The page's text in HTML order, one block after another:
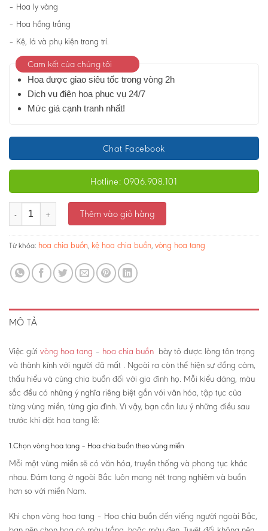
– Hoa ly vàng
– Hoa hồng trắng
– Kệ, lá và phụ kiện trang trí.
Cam kết của chúng tôi
Hoa được giao siêu tốc trong vòng 2h
Dịch vụ điện hoa phục vụ 24/7
Mức giá cạnh tranh nhất!
Chat Facebook
Hotline: 0906.908.101
Kệ hoa chia buồn - Đóa hoa vô thường 01- Ms:3797 số lượng
Thêm vào giỏ hàng
Từ khóa: hoa chia buồn, kệ hoa chia buồn, vòng hoa tang
MÔ TẢ
Việc gửi vòng hoa tang – hoa chia buồn bày tỏ được lòng tôn trọng
và thành kính với người đã mất . Ngoài ra còn thể hiện sự đồng cảm,
thấu hiểu và cùng chia buồn đối với gia đình họ. Mỗi kiểu dáng, màu
sắc đều có những ý nghĩa riêng biệt gắn với văn hóa, tập tục của
từng vùng miền, từng gia đình. Vì vậy, bạn cần lưu ý những điều sau
trước khi đặt hoa tang lễ:
1.Chọn vòng hoa tang – Hoa chia buồn theo vùng miền
Mỗi một vùng miền sẽ có văn hóa, truyền thống và phong tục khác
nhau. Đám tang ở ngoài Bắc luôn mang nét trang nghiêm và buồn
hơn so với miền Nam.
Khi chọn vòng hoa tang – Hoa chia buồn đến viếng người ngoài Bắc,